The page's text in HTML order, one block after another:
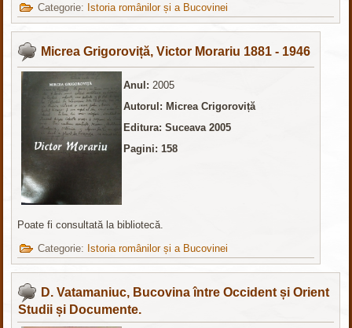
Categorie: Istoria românilor și a Bucovinei
Micrea Grigoroviță, Victor Morariu 1881 - 1946
Anul:2005
Autorul: Micrea Crigoroviță
Editura: Suceava 2005
Pagini: 158
Poate fi consultată la bibliotecă.
Categorie: Istoria românilor și a Bucovinei
D. Vatamaniuc, Bucovina între Occident și Orient
Studii și Documente.